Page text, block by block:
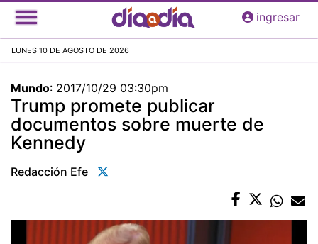
Pasar
al
principal
ingresar
LUNES 10 DE AGOSTO DE 2026
Mundo: 2017/10/29 03:30pm
Trump promete publicar
documentos sobre muerte de
Kennedy
Redacción Efe